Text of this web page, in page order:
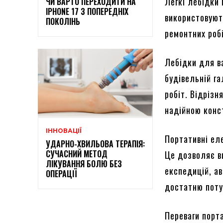
IPHONE 17 З ПОПЕРЕДНІХ
ПОКОЛІНЬ
ІННОВАЦІЇ
УДАРНО-ХВИЛЬОВА ТЕРАПІЯ:
СУЧАСНИЙ МЕТОД
ЛІКУВАННЯ БОЛЮ БЕЗ
ОПЕРАЦІЇ
ремонтних
Лебідки для
будівельній
робіт.
надійною
Портативні
Це дозволяє
експедицій,
достатню
Переваги